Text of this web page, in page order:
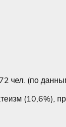
чел. (по
(10,6%),